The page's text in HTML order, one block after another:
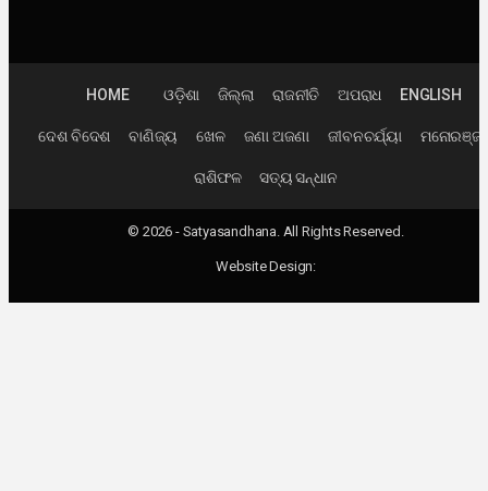
HOME ଓଡ଼ିଶା ଜିଲ୍ଲା ରାଜନୀତି ଅପରାଧ ENGLISH
ଦେଶ ବିଦେଶ ବାଣିଜ୍ୟ ଖେଳ ଜଣା ଅଜଣା ଜୀବନଚର୍ଯ୍ୟା
ରାଶିଫଳ ସତ୍ୟ ସନ୍ଧାନ
© 2026 - Satyasandhana. All Rights Reserved.
Website Design: